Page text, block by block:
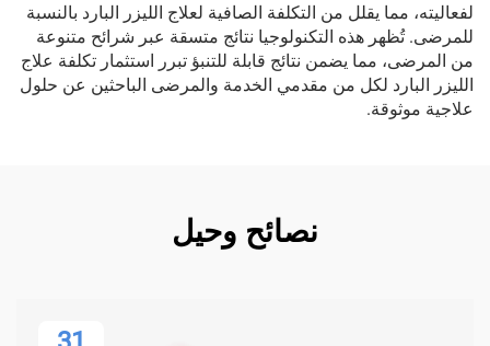
لفعاليته، مما يقلل من التكلفة الصافية لعلاج الليزر البارد بالنسبة
للمرضى. تُظهر هذه التكنولوجيا نتائج متسقة عبر شرائح متنوعة
من المرضى، مما يضمن نتائج قابلة للتنبؤ تبرر استثمار تكلفة علاج
الليزر البارد لكل من مقدمي الخدمة والمرضى الباحثين عن حلول
علاجية موثوقة.
نصائح وحيل